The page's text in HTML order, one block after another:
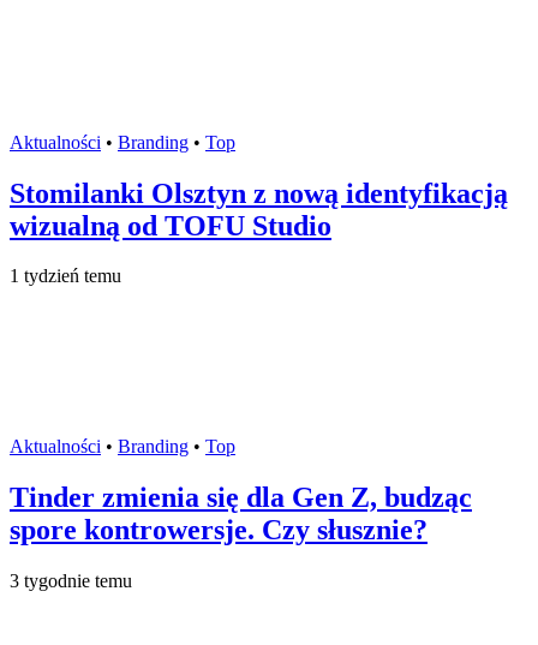
Aktualności • Branding • Top
Stomilanki Olsztyn z nową identyfikacją
wizualną od TOFU Studio
1 tydzień temu
Aktualności • Branding • Top
Tinder zmienia się dla Gen Z, budząc
spore kontrowersje. Czy słusznie?
3 tygodnie temu